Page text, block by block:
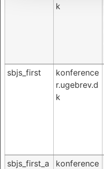
k
sbjs_first
konference
r.ugebrev.d
k
sbjs_first_a
konference